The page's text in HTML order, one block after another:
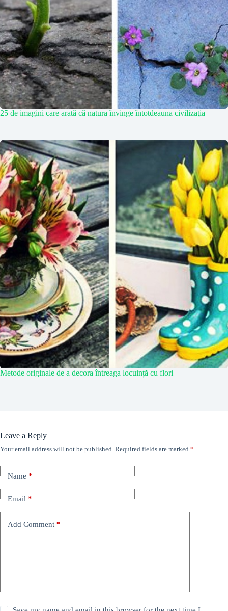
25 de imagini care arată că natura învinge întotdeauna civilizaţia
Metode originale de a decora întreaga locuință cu flori
Leave a Reply
Your email address will not be published. Required fields are marked *
Name*
Email*
Add Comment *